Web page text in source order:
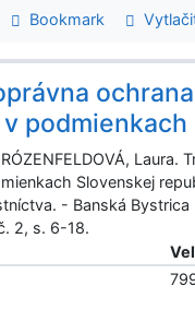
Bookmark
Slovenskej
- Banská
2, s. 6-18.